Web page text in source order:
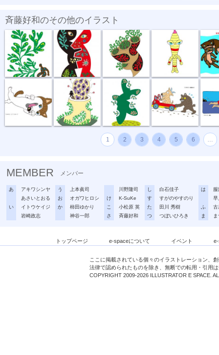
斉藤好和のその他のイラスト
植物のチカラ 組み合わせ 植木鉢
どう、このポ... おいしい匂い 新しい種 坂道登れば 遠泳
1 2 3 4 5 6 …
MEMBER メンバー
あ
アキワシンヤ
あさいとおる
い
イトウケイジ
岩崎政志
う
上本眞司
お
オガワヒロシ
か
柿田ゆかり
神谷一郎
川野隆司
け
K-SuKe
こ
小松原 英
さ
斉藤好和
し
白石佳子
す
すがのやすのり
た
田川 秀樹
つ
つぼいひろき
は
早
ふ
古
ま
トップページ e-spaceについて イベント
ここに掲載されている個々のイラストレーション、
法律で認められたものを除き、無断での転用・引用
COPYRIGHT 2009-2026 ILLUSTRATOR E SPACE.